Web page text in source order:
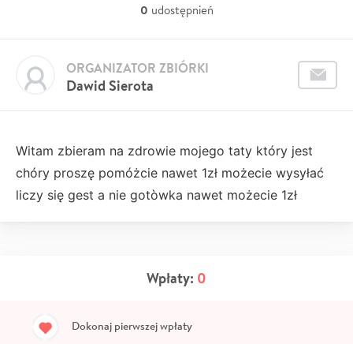
0 udostępnień
Dawid Sierota
ORGANIZATOR ZBIÓRKI
Witam zbieram na zdrowie mojego taty który jest
chóry proszę pomóżcie nawet 1zł możecie wysyłać
liczy się gest a nie gotòwka nawet możecie 1zł
Wpłaty: 0
Dokonaj pierwszej wpłaty